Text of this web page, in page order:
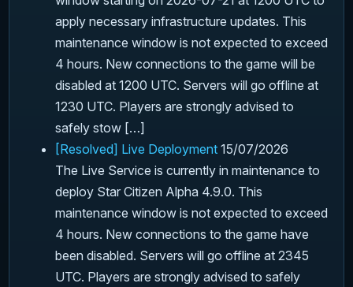
apply necessary infrastructure updates. This
maintenance window is not expected to exceed
4 hours. New connections to the game will be
disabled at 1200 UTC. Servers will go offline at
1230 UTC. Players are strongly advised to
safely stow […]
[Resolved] Live Deployment 15/07/2026
The Live Service is currently in maintenance to
deploy Star Citizen Alpha 4.9.0. This
maintenance window is not expected to exceed
4 hours. New connections to the game have
been disabled. Servers will go offline at 2345
UTC. Players are strongly advised to safely